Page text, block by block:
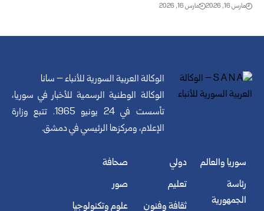
مارس 16, 2026 مارس 16, 2026
الوكالة العربية السورية للأنباء – سانا
الوكالة الوطنية الرسمية للأخبار في سوريا،
تأسست في 24 يونيو 1965. تتبع وزارة
الإعلام، ومركزها الرئيسي في دمشق.
سوريا والعالم
رئاسة
الجمهورية
دولي
تعليم
ثقافة وفنون
صحافة
صور
علوم وتكنولوجيا